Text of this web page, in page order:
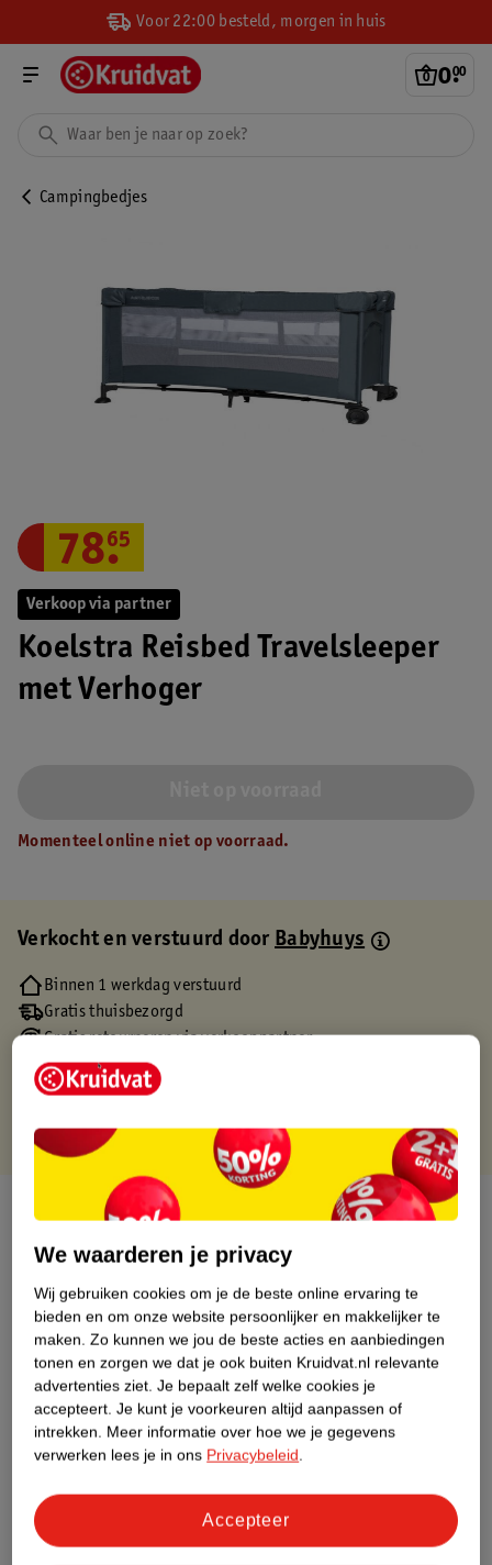
Voor 22:00 besteld, morgen in huis
0.
00
Campingbedjes
Verkoop via partner
Koelstra Reisbed Travelsleeper
met Verhoger
78.
65
Momenteel online niet op voorraad.
Verkocht en verstuurd doorBabyhuys
Binnen 1 werkdag verstuurd
Gratis thuisbezorgd
Gratis retourneren via verkooppartner.
Gratis punten met je Kruidvat kaart
Over dit product
Productinformatie
Nature Impact Score
Dit product heeft (nog) geen Nature
Impact Score.
Meer informatie
Bestel & Bezorginformatie
We waarderen je privacy
Wij gebruiken cookies om je de beste online ervaring te
bieden en om onze website persoonlijker en makkelijker te
maken. Zo kunnen we jou de beste acties en aanbiedingen
tonen en zorgen we dat je ook buiten Kruidvat.nl relevante
advertenties ziet. Je bepaalt zelf welke cookies je
accepteert. Je kunt je voorkeuren altijd aanpassen of
intrekken. Meer informatie over hoe we je gegevens
verwerken lees je in ons Privacybeleid.
Accepteer